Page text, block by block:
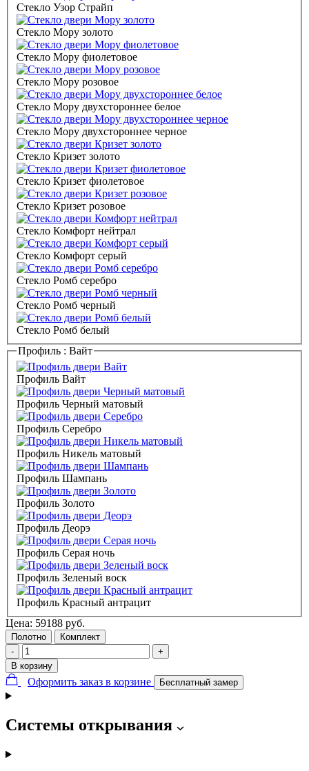
Стекло Узор Страйп
Стекло Мору золото
Стекло Мору фиолетовое
Стекло Мору розовое
Стекло Мору двухстороннее белое
Стекло Мору двухстороннее черное
Стекло Кризет золото
Стекло Кризет фиолетовое
Стекло Кризет розовое
Стекло Комфорт нейтрал
Стекло Комфорт серый
Стекло Ромб серебро
Стекло Ромб черный
Стекло Ромб белый
Профиль : Вайт
Профиль Вайт
Профиль Черный матовый
Профиль Серебро
Профиль Никель матовый
Профиль Шампань
Профиль Золото
Профиль Деорэ
Профиль Серая ночь
Профиль Зеленый воск
Профиль Красный антрацит
Цена: 59188 руб.
Полотно
Комплект
-
+
В корзину
Оформить заказ в корзине Бесплатный замер
Системы открывания